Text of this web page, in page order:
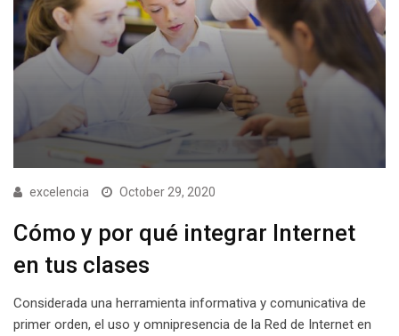
excelencia October 29, 2020
Cómo y por qué integrar Internet
en tus clases
Considerada una herramienta informativa y comunicativa de
primer orden, el uso y omnipresencia de la Red de Internet en